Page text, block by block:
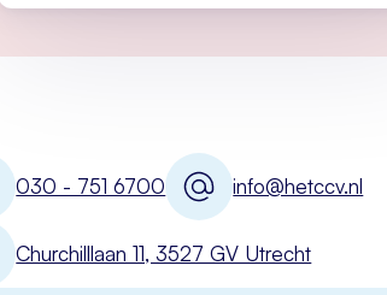
030 - 751 6700 info@hetccv.nl
Churchilllaan 11, 3527 GV Utrecht